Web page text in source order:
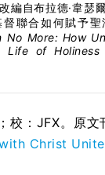
編自布拉德·韋瑟
聯合如何賦予聖
No More: How
Life of Holiness
校： JFX。原文
Christ